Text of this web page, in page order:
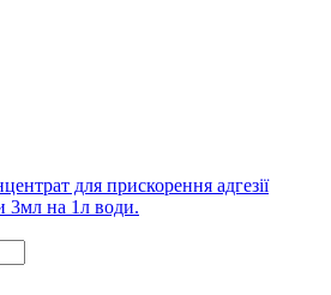
для прискорення адгезії
3мл на 1л води.